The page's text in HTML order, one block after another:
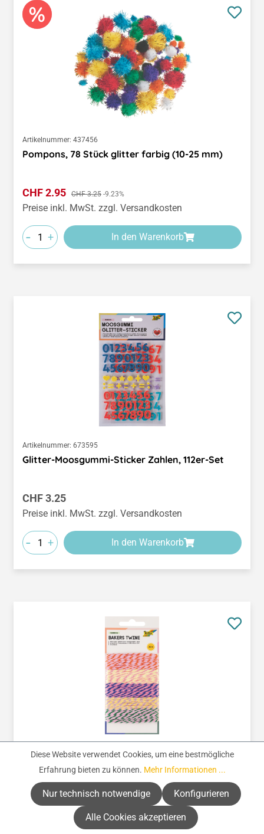
Artikelnummer: 437456
Pompons, 78 Stück glitter farbig (10-25 mm)
Verkaufspreis:
CHF 2.95 Regulärer Preis:
CHF 3.25 -9.23%
Preise inkl. MwSt. zzgl. Versandkosten
- + In den Warenkorb
Artikelnummer: 673595
Glitter-Moosgummi-Sticker Zahlen, 112er-Set
Regulärer Preis:
CHF 3.25
Preise inkl. MwSt. zzgl. Versandkosten
- + In den Warenkorb
Artikelnummer: 674823
Baumwollkordel - Set Rainbow
Regulärer Preis:
CHF 3.35
(CHF 0.17 / 1 Meter)
Diese Website verwendet Cookies, um eine bestmögliche
Erfahrung bieten zu können. Mehr Informationen ...
Nur technisch notwendige Konfigurieren
Alle Cookies akzeptieren